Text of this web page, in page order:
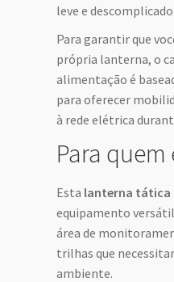
leve e
Para garantir que
própria lanterna, o
alimentação é
para oferecer
à rede elétrica
Para quem
Esta lanterna tática
equipamento
área de
trilhas que
ambiente.